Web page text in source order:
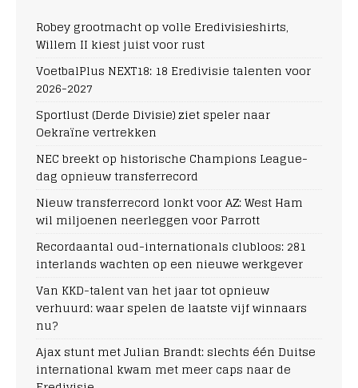
Robey grootmacht op volle Eredivisieshirts,
Willem II kiest juist voor rust
VoetbalPlus NEXT18: 18 Eredivisie talenten voor
2026-2027
Sportlust (Derde Divisie) ziet speler naar
Oekraïne vertrekken
NEC breekt op historische Champions League-
dag opnieuw transferrecord
Nieuw transferrecord lonkt voor AZ: West Ham
wil miljoenen neerleggen voor Parrott
Recordaantal oud-internationals clubloos: 281
interlands wachten op een nieuwe werkgever
Van KKD-talent van het jaar tot opnieuw
verhuurd: waar spelen de laatste vijf winnaars
nu?
Ajax stunt met Julian Brandt: slechts één Duitse
international kwam met meer caps naar de